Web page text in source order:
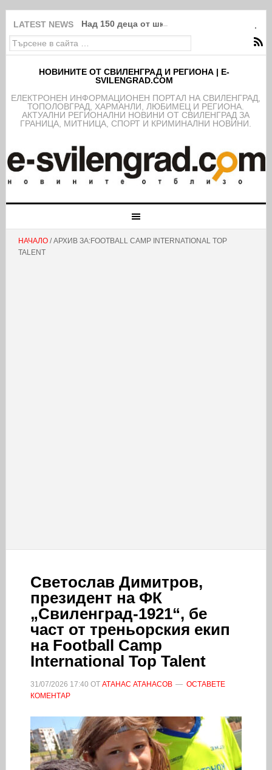
LATEST NEWS Над 150 деца от школата на ФК
НОВИНИТЕ ОТ СВИЛЕНГРАД И РЕГИОНА | E-
SVILENGRAD.COM
EЛЕКТРОНЕН ИНФОРМАЦИОНЕН ПОРТАЛ НА СВИЛЕНГРАД,
ТОПОЛОВГРАД, ХАРМАНЛИ, ЛЮБИМЕЦ И РЕГИОНА.
АКТУАЛНИ РЕГИОНАЛНИ НОВИНИ ОТ СВИЛЕНГРАД ЗА
ГРАНИЦА, МИТНИЦА, СПОРТ И КРИМИНАЛНИ НОВИНИ.
НАЧАЛО/ АРХИВ ЗА:FOOTBALL CAMP INTERNATIONAL TOP
TALENT
Светослав Димитров,
президент на ФК
„Свиленград-1921“, бе
част от треньорския екип
на Football Camp
International Top Talent
31/07/2026 17:40 ОТ АТАНАС АТАНАСОВ
ОСТАВЕТЕ
КОМЕНТАР